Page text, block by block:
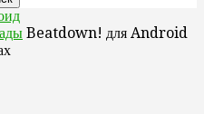
Beatdown! для Android